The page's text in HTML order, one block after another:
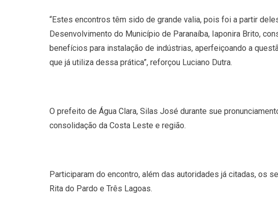
“Estes encontros têm sido de grande valia, pois foi a partir
Desenvolvimento do Município de Paranaíba, Iaponira Brito,
benefícios para instalação de indústrias, aperfeiçoando a
que já utiliza dessa prática”, reforçou Luciano Dutra.
O prefeito de Água Clara, Silas José durante sue
consolidação da Costa Leste e região.
Participaram do encontro, além das autoridades já citadas, os
Rita do Pardo e Três Lagoas.